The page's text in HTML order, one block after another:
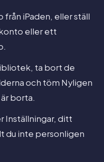
iPaden, eller ställ
eller ett
ta bort de
och töm Nyligen
borta.
Inställningar, ditt
du inte personligen